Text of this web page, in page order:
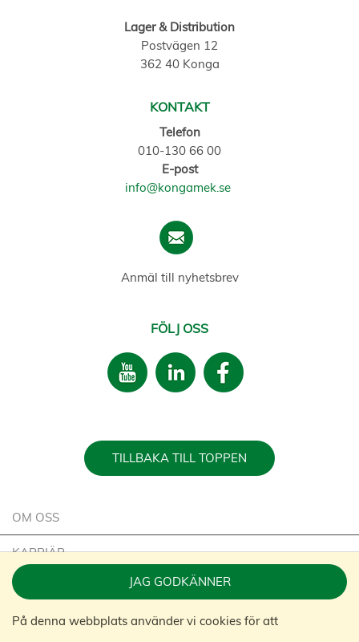
JAG GODKÄNNER
På denna webbplats använder vi cookies för att
Lager & Distribution
Postvägen 12
362 40 Konga
KONTAKT
Telefon
010-130 66 00
E-post
info@kongamek.se
Anmäl till nyhetsbrev
FÖLJ OSS
TILLBAKA TILL TOPPEN
OM OSS
KARRIÄR
HÅLLBARHET
KONTAKTA OSS